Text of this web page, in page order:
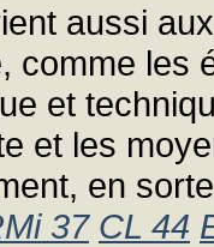
aussi
comme les
et
et les
en
37 CL 44